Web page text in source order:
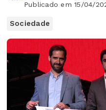
Publicado em 15/04/
Sociedade